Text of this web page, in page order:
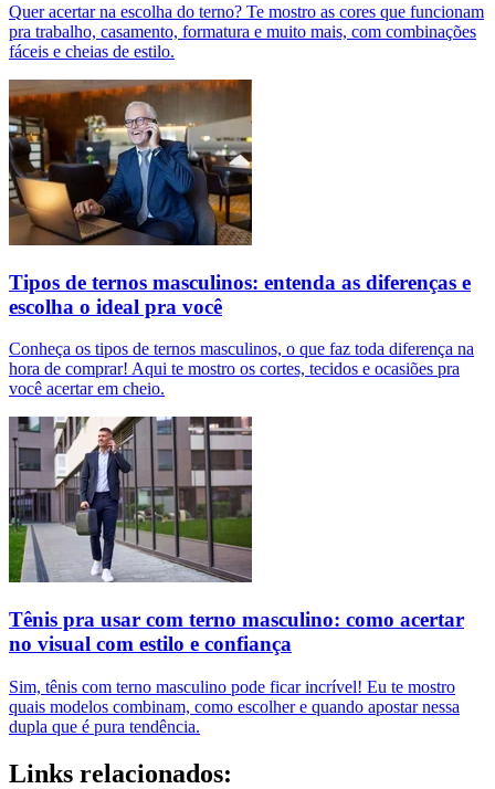
Quer acertar na escolha do terno? Te mostro as cores que funcionam
pra trabalho, casamento, formatura e muito mais, com combinações
fáceis e cheias de estilo.
Tipos de ternos masculinos: entenda as diferenças e
escolha o ideal pra você
Conheça os tipos de ternos masculinos, o que faz toda diferença na
hora de comprar! Aqui te mostro os cortes, tecidos e ocasiões pra
você acertar em cheio.
Tênis pra usar com terno masculino: como acertar
no visual com estilo e confiança
Sim, tênis com terno masculino pode ficar incrível! Eu te mostro
quais modelos combinam, como escolher e quando apostar nessa
dupla que é pura tendência.
Links relacionados: